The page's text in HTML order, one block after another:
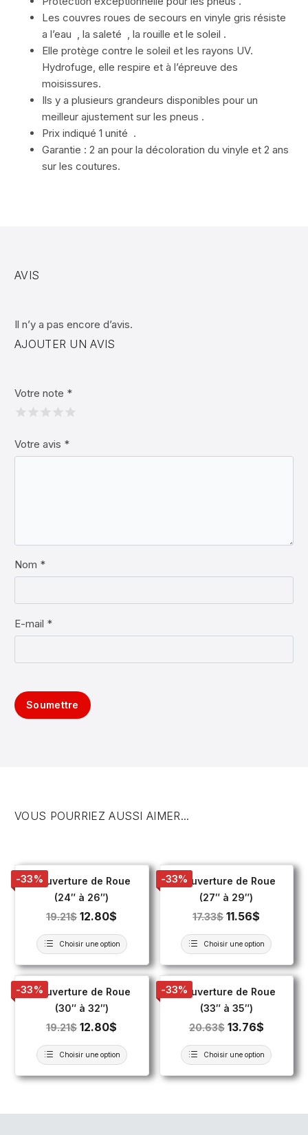
Les couvres roues de secours en vinyle gris résiste
a l’eau , la saleté , la rouille et le soleil .
Elle protège contre le soleil et les rayons UV.
Hydrofuge, elle respire et à l’épreuve des
moisissures.
Ils y a plusieurs grandeurs disponibles pour un
meilleur ajustement sur les pneus .
Prix indiqué 1 unité .
Garantie : 2 an pour la décoloration du vinyle et 2 ans
sur les coutures.
AVIS
Il n’y a pas encore d’avis.
AJOUTER UN AVIS
Votre note *
Votre avis *
Nom *
E-mail *
Soumettre
VOUS POURRIEZ AUSSI AIMER...
-33%Couverture de Roue
(24″ à 26″)
19.21$ 12.80$
Choisir une option
-33%Couverture de Roue
(27″ à 29″)
17.33$ 11.56$
Choisir une option
-33%Couverture de Roue
(30″ à 32″)
19.21$ 12.80$
Choisir une option
-33%Couverture de Roue
(33″ à 35″)
20.63$ 13.76$
Choisir une option